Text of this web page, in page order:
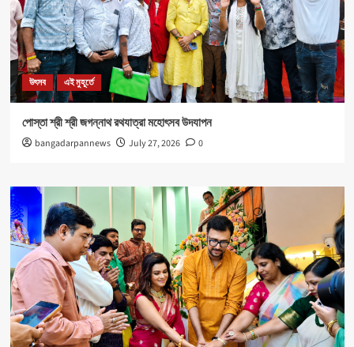
উৎসব এই মুহূর্তে
পোস্তা শ্রী শ্রী জগন্নাথ রথযাত্রা মহোৎসব উদযাপন
bangadarpannews July 27, 2026 0